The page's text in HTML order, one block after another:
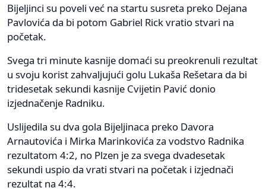
Bijeljinci su poveli već na startu susreta preko Dejana
Pavlovića da bi potom Gabriel Rick vratio stvari na
početak.
Svega tri minute kasnije domaći su preokrenuli rezultat
u svoju korist zahvaljujući golu Lukaša Rešetara da bi
tridesetak sekundi kasnije Cvijetin Pavić donio
izjednačenje Radniku.
Uslijedila su dva gola Bijeljinaca preko Davora
Arnautovića i Mirka Marinkovića za vodstvo Radnika
rezultatom 4:2, no Plzen je za svega dvadesetak
sekundi uspio da vrati stvari na početak i izjednači
rezultat na 4:4.